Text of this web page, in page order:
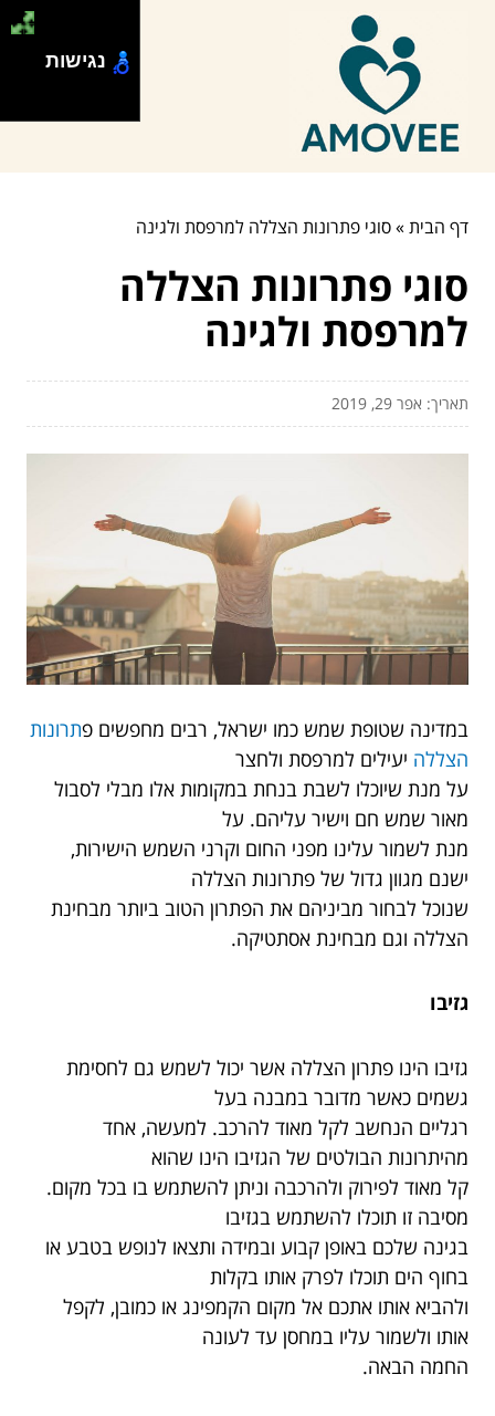
דף הבית»סוגי פתרונות הצללה למרפסת ולגינה
סוגי פתרונות הצללה
למרפסת ולגינה
תאריך: אפר 29, 2019
במדינה שטופת שמש כמו ישראל, רבים מחפשים פתרונות
הצללה יעילים למרפסת ולחצר
על מנת שיוכלו לשבת בנחת במקומות אלו מבלי לסבול
מאור שמש חם וישיר עליהם. על
מנת לשמור עלינו מפני החום וקרני השמש הישירות,
ישנם מגוון גדול של פתרונות הצללה
שנוכל לבחור מביניהם את הפתרון הטוב ביותר מבחינת
הצללה וגם מבחינת אסתטיקה.
גזיבו
גזיבו הינו פתרון הצללה אשר יכול לשמש גם לחסימת
גשמים כאשר מדובר במבנה בעל
רגליים הנחשב לקל מאוד להרכב. למעשה, אחד
מהיתרונות הבולטים של הגזיבו הינו שהוא
קל מאוד לפירוק ולהרכבה וניתן להשתמש בו בכל מקום.
מסיבה זו תוכלו להשתמש בגזיבו
בגינה שלכם באופן קבוע ובמידה ותצאו לנופש בטבע או
בחוף הים תוכלו לפרק אותו בקלות
ולהביא אותו אתכם אל מקום הקמפינג או כמובן, לקפל
אותו ולשמור עליו במחסן עד לעונה
החמה הבאה.
נגישות